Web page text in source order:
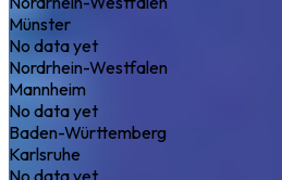
Münster
No data yet
Nordrhein-Westfalen
Mannheim
No data yet
Baden-Württemberg
Karlsruhe
No data yet